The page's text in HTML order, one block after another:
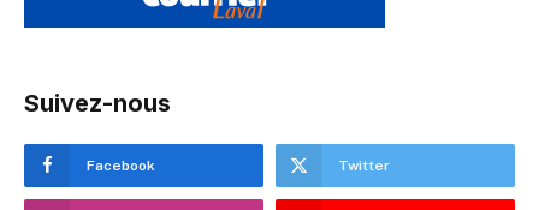
Suivez-nous
Facebook Twitter